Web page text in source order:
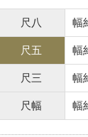
尺八 幅
尺五 幅
尺三 幅
尺幅 幅